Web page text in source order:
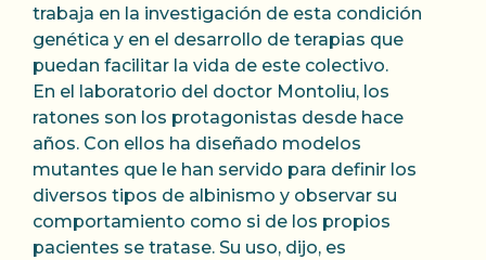
trabaja en la investigación de esta condición
genética y en el desarrollo de terapias que
puedan facilitar la vida de este colectivo.
En el laboratorio del doctor Montoliu, los
ratones son los protagonistas desde hace
años. Con ellos ha diseñado modelos
mutantes que le han servido para definir los
diversos tipos de albinismo y observar su
comportamiento como si de los propios
pacientes se tratase. Su uso, dijo, es